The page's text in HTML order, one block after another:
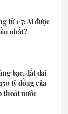
từ 1/7: Ai được
nhất?
bạc, đất đai
tỷ đồng của
thoát nước